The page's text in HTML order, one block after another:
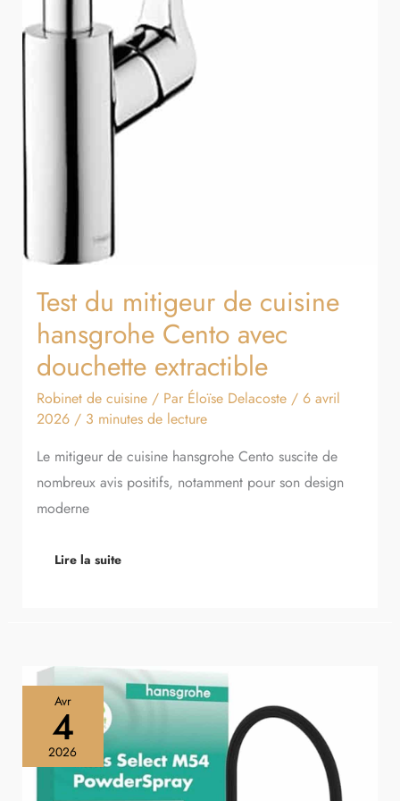
Test du mitigeur de cuisine
hansgrohe Cento avec
douchette extractible
Robinet de cuisine/ Par Éloïse Delacoste / 6 avril
2026 / 3 minutes de lecture
Le mitigeur de cuisine hansgrohe Cento suscite de
nombreux avis positifs, notamment pour son design
moderne
Lire la suite
Avr
4
2026
Test
du
hansgrohe
Talis
Select
M54